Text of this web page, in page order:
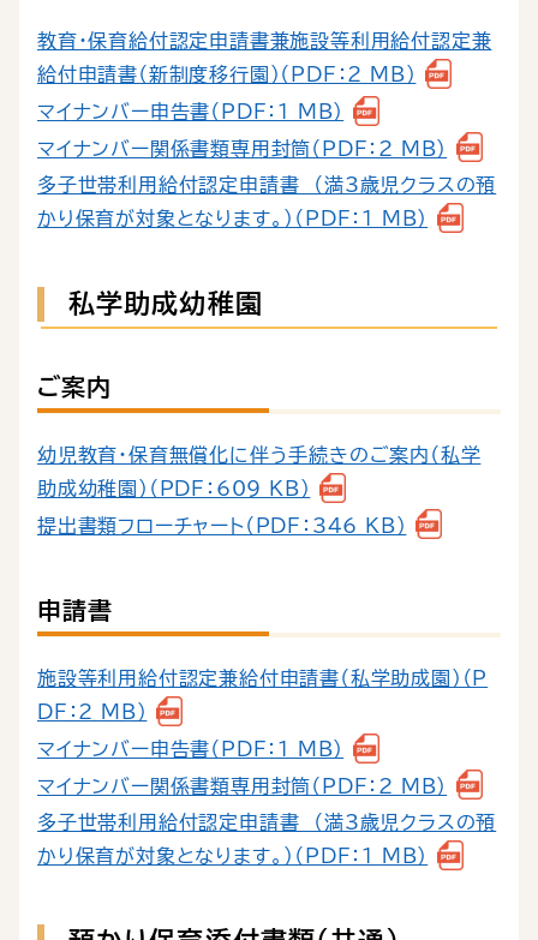
教育・保育給付認定申請書兼施設等利用給付認定兼
給付申請書（新制度移行園）（PDF：2 MB）
マイナンバー申告書（PDF：1 MB）
マイナンバー関係書類専用封筒（PDF：2 MB）
多子世帯利用給付認定申請書 （満3歳児クラスの預
かり保育が対象となります。）（PDF：1 MB）
私学助成幼稚園
ご案内
幼児教育・保育無償化に伴う手続きのご案内（私学
助成幼稚園）（PDF：609 KB）
提出書類フローチャート（PDF：346 KB）
申請書
施設等利用給付認定兼給付申請書（私学助成園）（P
DF：2 MB）
マイナンバー申告書（PDF：1 MB）
マイナンバー関係書類専用封筒（PDF：2 MB）
多子世帯利用給付認定申請書 （満3歳児クラスの預
かり保育が対象となります。）（PDF：1 MB）